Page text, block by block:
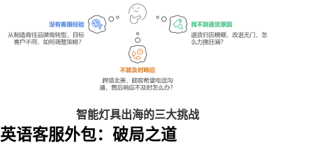
智能灯具出海的三大挑战
英语客服外包：破局之道